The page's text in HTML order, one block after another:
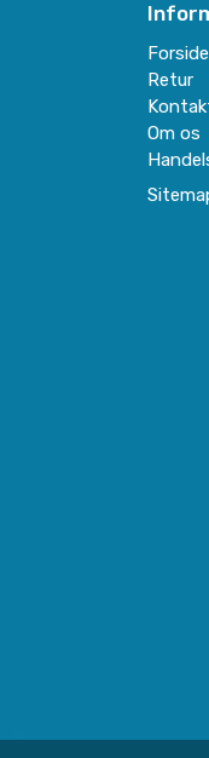
Forside
Retur
Om os